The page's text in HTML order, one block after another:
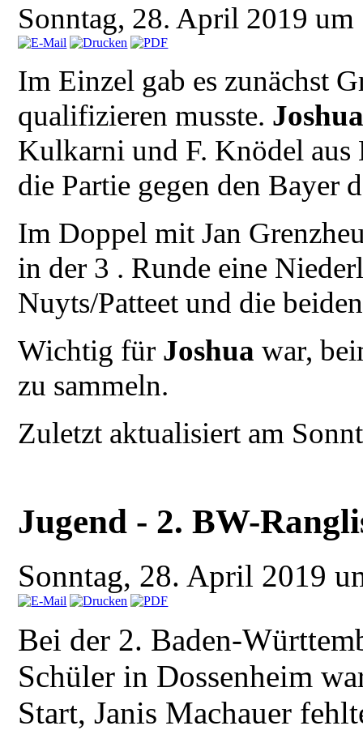
Sonntag, 28. April 2019
Im Einzel gab es zunächst
qualifizieren musste.
Kulkarni und F. Knödel aus
die Partie gegen den Bayer
Im Doppel mit Jan
in der 3 . Runde eine
Nuyts/Patteet und die
Wichtig für Joshuawar,
zu sammeln.
Zuletzt aktualisiert am
Jugend - 2. BW-
Sonntag, 28. April 2019
Bei der 2. Baden-
Schüler in Dossenheim
Start, Janis Machauer